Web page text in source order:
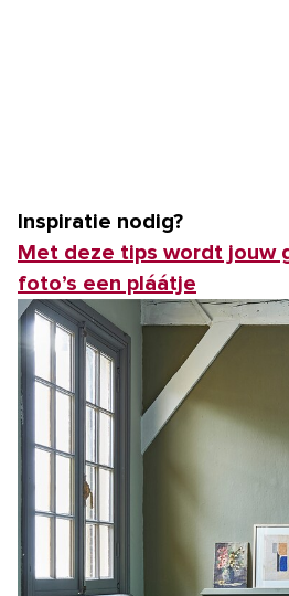
Inspiratie nodig?
Met deze tips wordt jouw
foto’s een pláátje